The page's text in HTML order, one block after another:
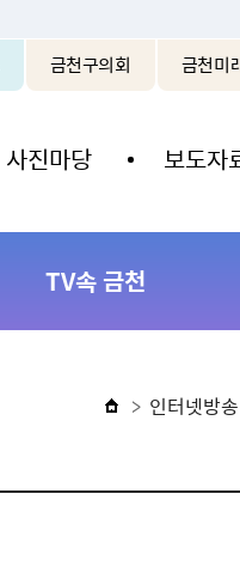
금천구의회 금천미
사진마당 보도자
TV속 금천
인터넷방송